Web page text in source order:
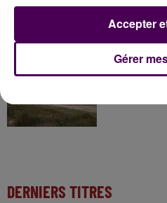
Inscrivez-vous
Kids !
18h36
Une femme
DERNIERS TITRES
Gérer
Accepter